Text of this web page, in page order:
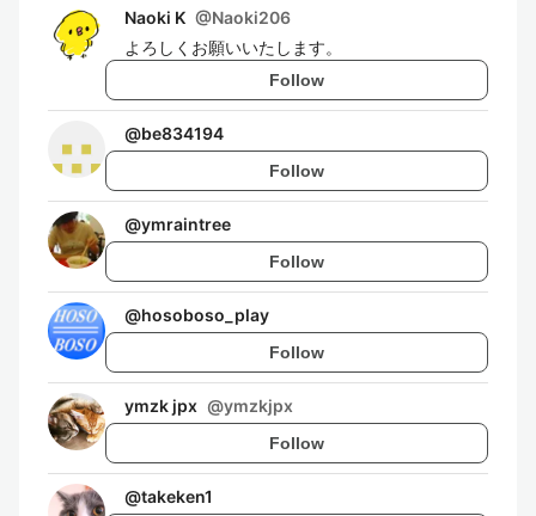
Naoki K @Naoki206
よろしくお願いいたします。
Follow
@be834194
Follow
@ymraintree
Follow
@hosoboso_play
Follow
ymzk jpx @ymzkjpx
Follow
@takeken1